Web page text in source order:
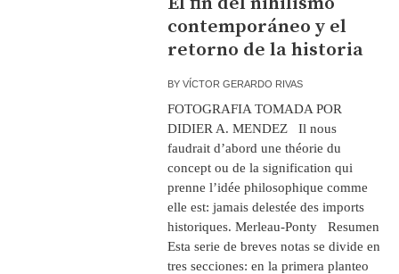
contemporáneo y el
retorno de la historia
BYVÍCTOR GERARDO RIVAS
FOTOGRAFIA TOMADA POR
DIDIER A. MENDEZ Il nous
faudrait d’abord une théorie du
concept ou de la signification qui
prenne l’idée philosophique comme
elle est: jamais delestée des imports
historiques. Merleau-Ponty Resumen
Esta serie de breves notas se divide en
tres secciones: en la primera planteo